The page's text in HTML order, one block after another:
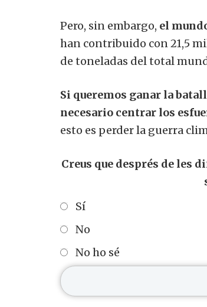
Pero, sin embargo, el
han contribuido con 21,5
de toneladas del total
Si queremos ganar la
necesario centrar los
esto es perder la guerra
Creus que després de les
Sí
No
No ho sé